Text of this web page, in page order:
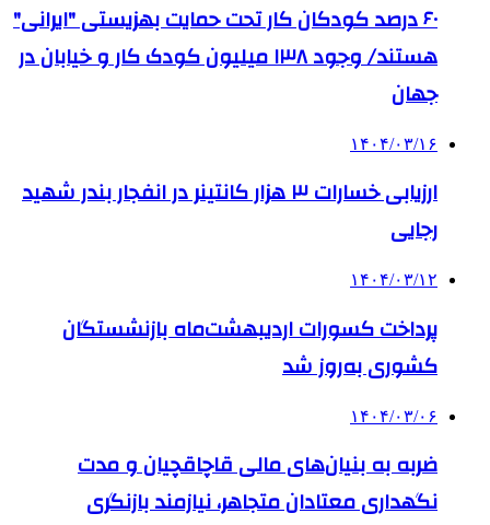
۶۰ درصد کودکان کار تحت حمایت بهزیستی "ایرانی"
هستند/ وجود ۱۳۸ میلیون کودک کار و خیابان در
جهان
۱۴۰۴/۰۳/۱۶
ارزیابی خسارات ۳ هزار کانتینر در انفجار بندر شهید
رجایی
۱۴۰۴/۰۳/۱۲
پرداخت کسورات اردیبهشت‌ماه بازنشستگان
کشوری به‌روز شد
۱۴۰۴/۰۳/۰۶
ضربه به بنیان‌های مالی قاچاقچیان و مدت
نگهداری معتادان متجاهر، نیازمند بازنگری